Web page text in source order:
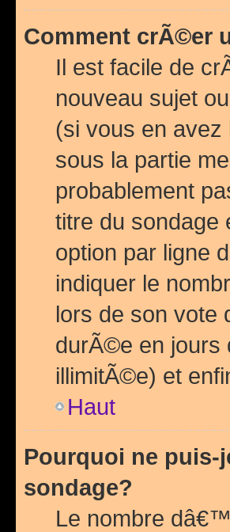
Comment crÃ©er
Il est facile de
nouveau sujet
(si vous en
sous la partie
probablement
titre du sondage
option par ligne
indiquer le
lors de son vote
durÃ©e en jours
illimitÃ©e) et
Haut
Pourquoi ne
sondage?
Le nombre